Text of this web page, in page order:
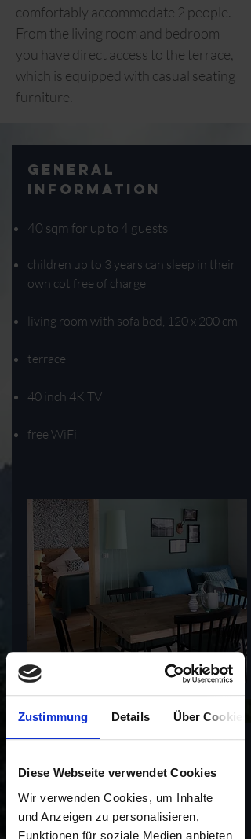
Zustimmung Details Über Cookies
Diese Webseite verwendet Cookies
Wir verwenden Cookies, um Inhalte
und Anzeigen zu personalisieren,
Funktionen für soziale Medien anbieten
comfortably accommodate 2 people.
From the living room and bedroom
you have direct access to the terrace,
which is equipped with casual seating
furniture.
general
information
40 sqm for up to 4 guests
children up to 3 years can sleep in their
own cot free of charge
living room with sofa bed, 120 x 200 cm
terrace
40 inch 4K TV
free WiFi